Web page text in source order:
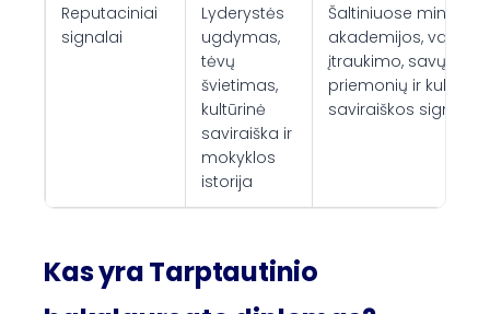
Reputaciniai
signalai
Lyderystės
ugdymas,
tėvų
švietimas,
kultūrinė
saviraiška ir
mokyklos
istorija
Šaltiniuose minimi
akademijos, vaikų
įtraukimo, savų
priemonių ir
saviraiškos signalai.
Kas yra Tarptautinio